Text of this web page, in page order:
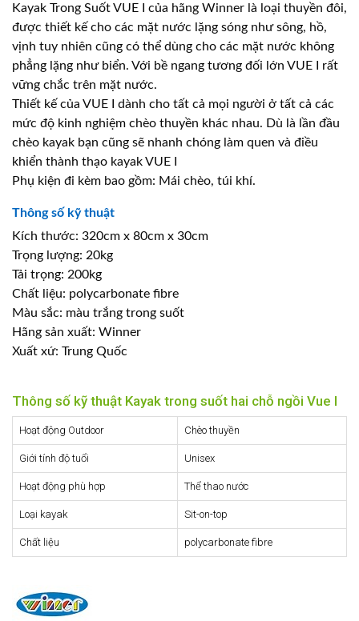
Kayak Trong Suốt VUE I của hãng Winner là loại thuyền đôi,
được thiết kế cho các mặt nước lặng sóng như sông, hồ,
vịnh tuy nhiên cũng có thể dùng cho các mặt nước không
phẳng lặng như biển. Với bề ngang tương đối lớn VUE I rất
vững chắc trên mặt nước.
Thiết kế của VUE I dành cho tất cả mọi người ở tất cả các
mức độ kinh nghiệm chèo thuyền khác nhau. Dù là lần đầu
chèo kayak bạn cũng sẽ nhanh chóng làm quen và điều
khiển thành thạo kayak VUE I
Phụ kiện đi kèm bao gồm: Mái chèo, túi khí.
Thông số kỹ thuật
Kích thước: 320cm x 80cm x 30cm
Trọng lượng: 20kg
Tải trọng: 200kg
Chất liệu: polycarbonate fibre
Màu sắc: màu trắng trong suốt
Hãng sản xuất: Winner
Xuất xứ: Trung Quốc
Thông số kỹ thuật Kayak trong suốt hai chỗ ngồi Vue I
Hoạt động Outdoor Chèo thuyền
Giới tính độ tuổi Unisex
Hoạt động phù hợp Thể thao nước
Loại kayak Sit-on-top
Chất liệu polycarbonate fibre